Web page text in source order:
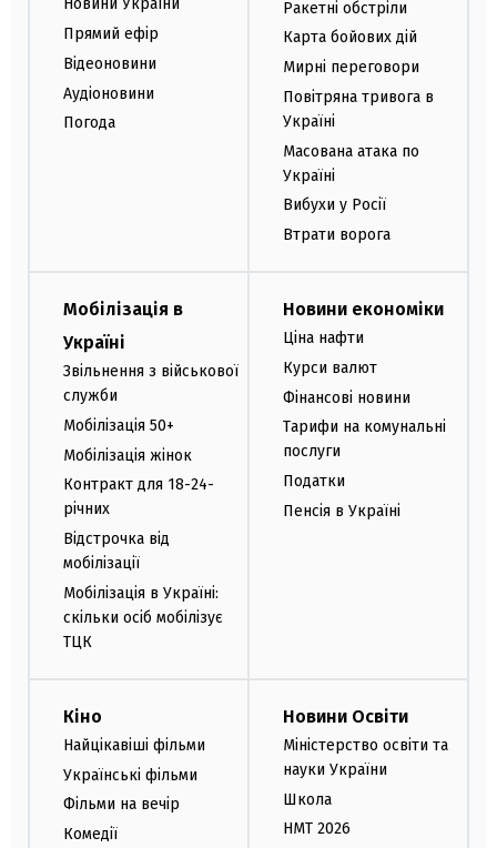
Новини України
Прямий ефір
Відеоновини
Аудіоновини
Погода
Ракетні обстріли
Карта бойових дій
Мирні переговори
Повітряна тривога в
Україні
Масована атака по
Україні
Вибухи у Росії
Втрати ворога
Мобілізація в
Україні
Звільнення з військової
служби
Мобілізація 50+
Мобілізація жінок
Контракт для 18-24-
річних
Відстрочка від
мобілізації
Мобілізація в Україні:
скільки осіб мобілізує
ТЦК
Новини економіки
Ціна нафти
Курси валют
Фінансові новини
Тарифи на комунальні
послуги
Податки
Пенсія в Україні
Кіно
Найцікавіші фільми
Українські фільми
Фільми на вечір
Комедії
Новини Освіти
Міністерство освіти та
науки України
Школа
НМТ 2026